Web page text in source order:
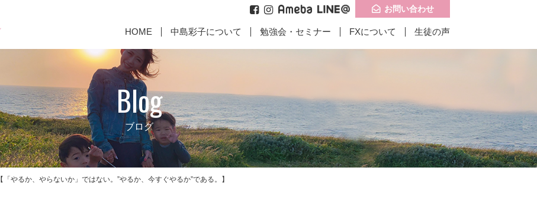
お問い合わせ
HOME 中島彩子について 勉強会・セミナー FXについて 生徒の声
Blog
ブログ
【「やるか、やらないか」ではない。”やるか、今すぐやるか”である。】